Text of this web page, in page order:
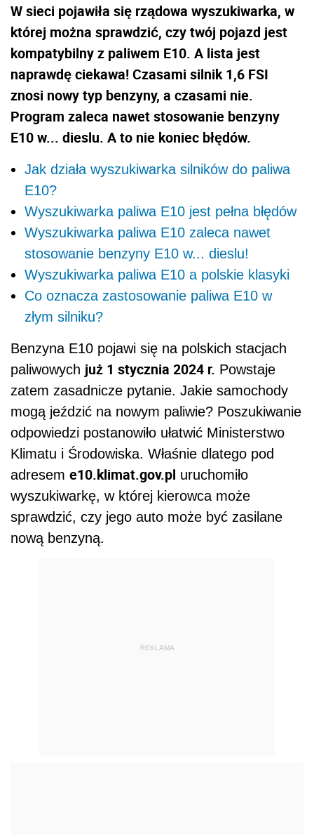
W sieci pojawiła się rządowa wyszukiwarka, w
której można sprawdzić, czy twój pojazd jest
kompatybilny z paliwem E10. A lista jest
naprawdę ciekawa! Czasami silnik 1,6 FSI
znosi nowy typ benzyny, a czasami nie.
Program zaleca nawet stosowanie benzyny
E10 w... dieslu. A to nie koniec błędów.
Jak działa wyszukiwarka silników do paliwa
E10?
Wyszukiwarka paliwa E10 jest pełna błędów
Wyszukiwarka paliwa E10 zaleca nawet
stosowanie benzyny E10 w... dieslu!
Wyszukiwarka paliwa E10 a polskie klasyki
Co oznacza zastosowanie paliwa E10 w
złym silniku?
Benzyna E10 pojawi się na polskich stacjach
paliwowych już 1 stycznia 2024 r. Powstaje
zatem zasadnicze pytanie. Jakie samochody
mogą jeździć na nowym paliwie? Poszukiwanie
odpowiedzi postanowiło ułatwić Ministerstwo
Klimatu i Środowiska. Właśnie dlatego pod
adresem e10.klimat.gov.pl uruchomiło
wyszukiwarkę, w której kierowca może
sprawdzić, czy jego auto może być zasilane
nową benzyną.
REKLAMA